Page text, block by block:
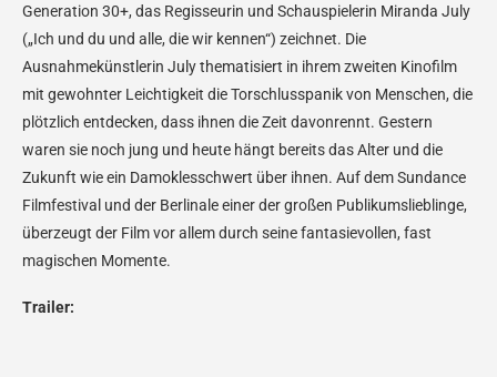
Generation 30+, das Regisseurin und Schauspielerin Miranda July
(„Ich und du und alle, die wir kennen“) zeichnet. Die
Ausnahmekünstlerin July thematisiert in ihrem zweiten Kinofilm
mit gewohnter Leichtigkeit die Torschlusspanik von Menschen, die
plötzlich entdecken, dass ihnen die Zeit davonrennt. Gestern
waren sie noch jung und heute hängt bereits das Alter und die
Zukunft wie ein Damoklesschwert über ihnen. Auf dem Sundance
Filmfestival und der Berlinale einer der großen Publikumslieblinge,
überzeugt der Film vor allem durch seine fantasievollen, fast
magischen Momente.
Trailer: